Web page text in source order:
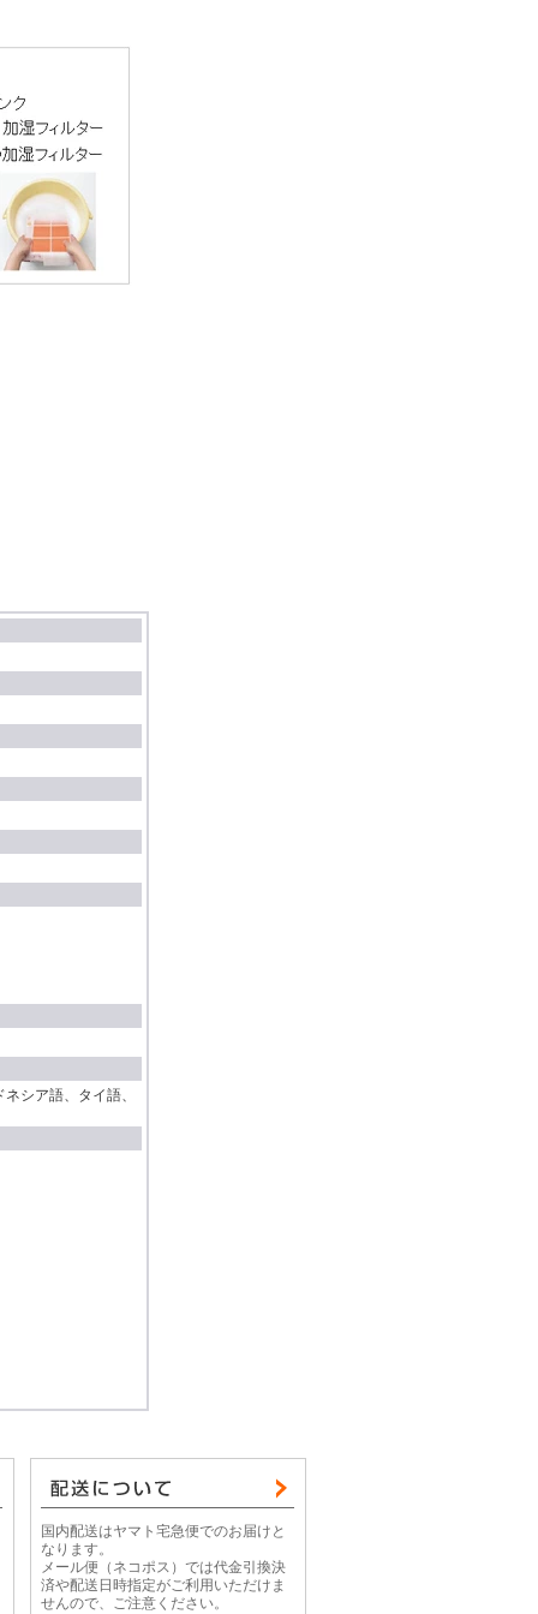
シア語、タイ語、
国内配送はヤマト宅急便でのお届けと
なります。
メール便（ネコポス）では代金引換決
済や配送日時指定がご利用いただけま
せんので、ご注意ください。